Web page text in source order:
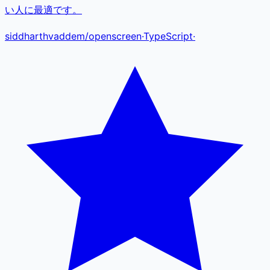
い人に最適です。
siddharthvaddem/openscreen·TypeScript·